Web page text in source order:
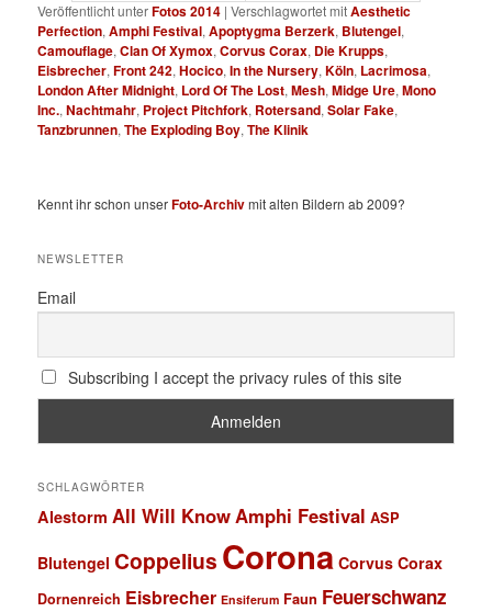
Veröffentlicht unterFotos 2014 |Verschlagwortet mitAesthetic
Perfection,Amphi Festival,Apoptygma Berzerk, Blutengel,
Camouflage,Clan Of Xymox,Corvus Corax, Die Krupps,
Eisbrecher,Front 242,Hocico,In the Nursery,Köln, Lacrimosa,
London After Midnight, Lord Of The Lost,Mesh,Midge Ure,Mono
Inc.,Nachtmahr, Project Pitchfork, Rotersand,Solar Fake,
Tanzbrunnen,The Exploding Boy,The Klinik
Kennt ihr schon unserFoto-Archivmit alten Bildern ab 2009?
NEWSLETTER
Email
Subscribing I accept the privacy rules of this site
SCHLAGWÖRTER
Alestorm All Will KnowAmphi Festival ASP
Blutengel Coppelius Corona Corvus Corax
Dornenreich Eisbrecher Ensiferum Faun Feuerschwanz